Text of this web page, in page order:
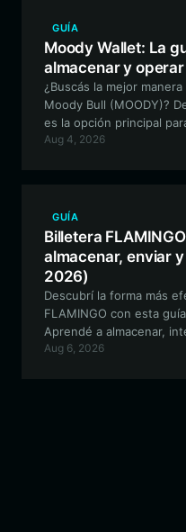
GUÍA
Moody Wallet: La
almacenar y operar
¿Buscás la mejor
Moody Bull (MOODY)?
es la opción principal
coins en Solana que
Aug 4, 2026
GUÍA
Billetera
almacenar, enviar
2026)
Descubrí la forma más
FLAMINGO con esta
Aprendé a almacenar,
segura en las funciones
Aug 6, 2026